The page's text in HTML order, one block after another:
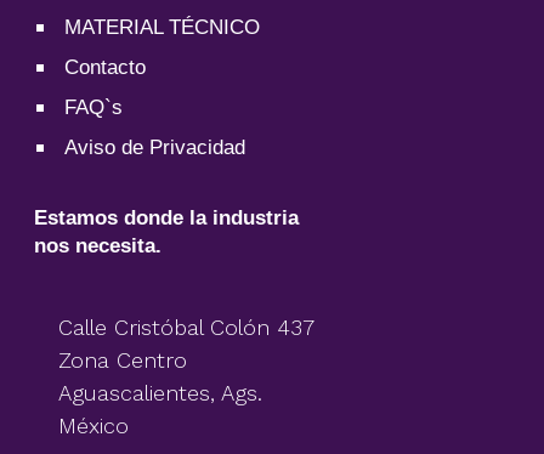
MATERIAL TÉCNICO
Contacto
FAQ`s
Aviso de Privacidad
Estamos donde la industria
nos necesita.
Calle Cristóbal Colón 437
Zona Centro
Aguascalientes, Ags.
México